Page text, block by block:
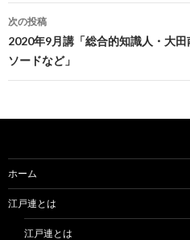
ナ
ビ
ゲ
シ
ョ
ン
次の投稿
2020年9月講「総合的知識人・大
ソードなど」
ホーム
江戸連とは
江戸連とは